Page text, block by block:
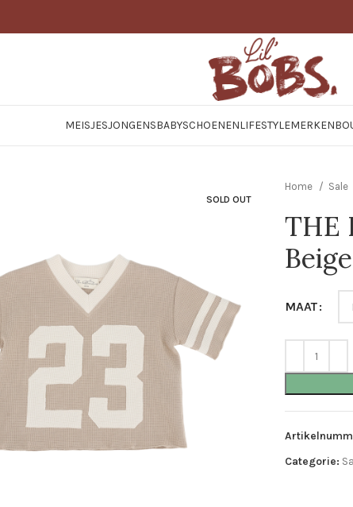
MEISJESJONGENSBABYSCHOENENLIFESTYLEMERKEN
SOLD OUT
Home Sale
THE
Beige
MAAT
Categorie: